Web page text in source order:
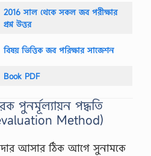
ন
স
য়
2016 সাল থেকে সকল জব পরীক্ষার
প্রশ্ন উত্তর
বিষয় ভিত্তিক জব পরিক্ষার সাজেশন
Book PDF
পুনর্মূল্যায়ন পদ্ধতি
Method)
আসার ঠিক আগে সুনামকে